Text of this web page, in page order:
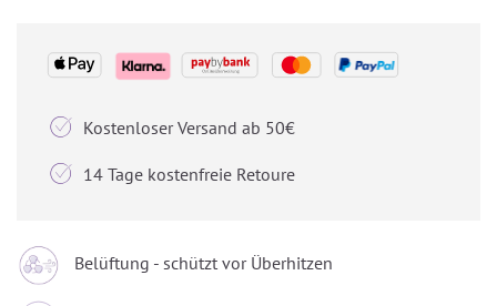
 Kostenloser Versand ab 50€
 14 Tage kostenfreie Retoure
Belüftung - schützt vor Überhitzen